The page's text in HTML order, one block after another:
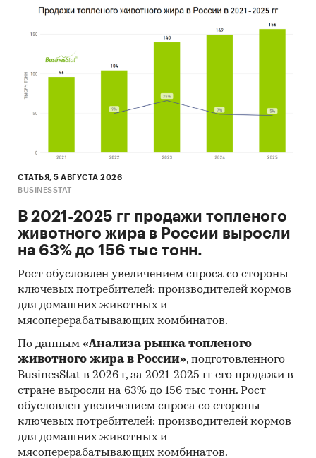
Динамика цены в актуальном месяце по
федеральным округам, 2017-2025
Темпы прироста цены в актуальном месяце
аналогичному периоду предыдущего года
по федеральным округам, 2017-2025
Динамика средней цены по кварталам 2024-
Динамика цены по месяцам 2025 года в
разрезе федеральных округов
разрезе федеральных округов
3. Данные по регионам
каждого федерального округа
Розничная цена за последний доступный
месяц в динамике за 2003-2025, прирост за
последний месяц, темпы прироста к
аналогичному периоду предыдущего года
2004-2025
Потребительские цены по месяцам, 2021-
2025
Темпы прироста цены к предыдущему
месяцу, 2025
СТАТЬЯ, 5 АВГУСТА 2026
BUSINESSTAT
В 2021-2025 гг продажи топленого
животного жира в России выросли
на 63% до 156 тыс тонн.
Рост обусловлен увеличением спроса со стороны
ключевых потребителей: производителей кормов
для домашних животных и
мясоперерабатывающих комбинатов.
По данным «Анализа рынка топленого
животного жира в России», подготовленного
BusinesStat в 2026 г, за 2021-2025 гг его продажи в
стране выросли на 63% до 156 тыс тонн. Рост
обусловлен увеличением спроса со стороны
ключевых потребителей: производителей кормов
для домашних животных и
мясоперерабатывающих комбинатов.